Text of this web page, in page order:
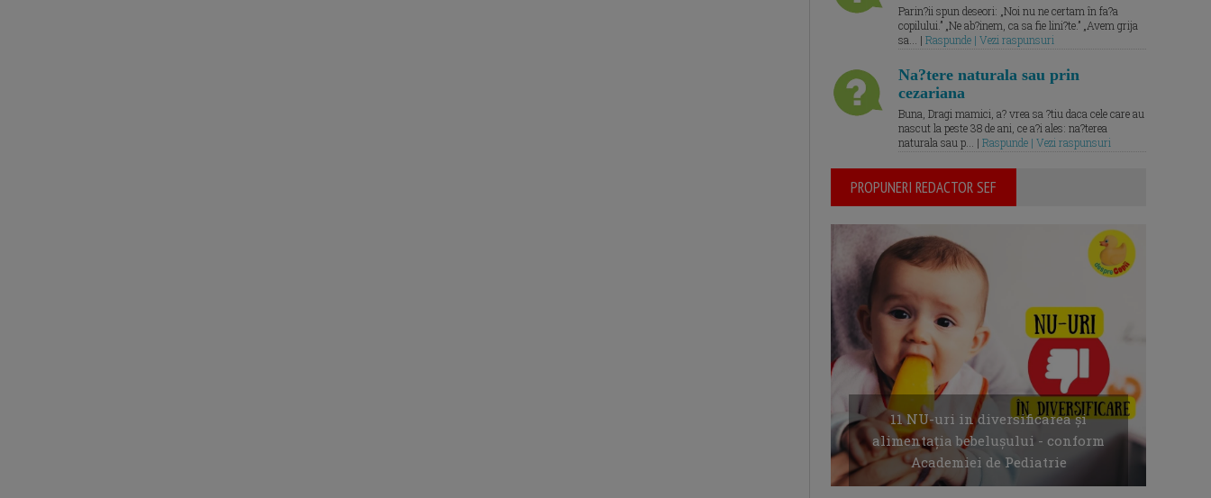
Parin?ii spun deseori: „Noi nu ne certam în fa?a
copilului.” „Ne ab?inem, ca sa fie lini?te.” „Avem grija
sa... | Raspunde | Vezi raspunsuri
Na?tere naturala sau prin
cezariana
Buna, Dragi mamici, a? vrea sa ?tiu daca cele care au
nascut la peste 38 de ani, ce a?i ales: na?terea
naturala sau p... | Raspunde | Vezi raspunsuri
PROPUNERI REDACTOR SEF
11 NU-uri in diversificarea și
alimentația bebelușului - conform
Academiei de Pediatrie